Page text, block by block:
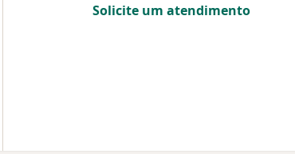
Solicite um atendimento